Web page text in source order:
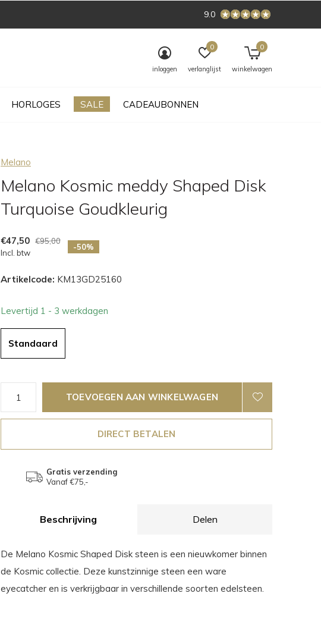
HORLOGES SALE CADEAUBONNEN
inloggen verlanglijst
0
winkelwagen
0
9.0
Melano
Melano Kosmic meddy Shaped Disk
Turquoise Goudkleurig
€47,50 €95,00
Incl. btw
-50%
Artikelcode: KM13GD25160
Levertijd 1 - 3 werkdagen
Standaard
TOEVOEGEN AAN WINKELWAGEN
DIRECT BETALEN
Gratis verzending
Vanaf €75,-
Beschrijving Delen
De Melano Kosmic Shaped Disk steen is een nieuwkomer binnen
de Kosmic collectie. Deze kunstzinnige steen een ware
eyecatcher en is verkrijgbaar in verschillende soorten edelsteen.